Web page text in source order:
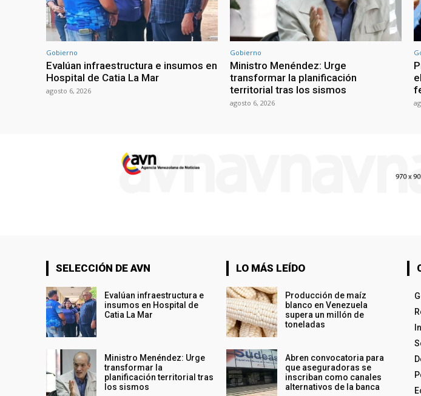
Gobierno
Evalúan infraestructura e insumos en
Hospital de Catia La Mar
agosto 6, 2026
Gobierno
Ministro Menéndez: Urge
transformar la planificación
territorial tras los sismos
agosto 6, 2026
SELECCIÓN DE AVN
Evalúan infraestructura e
insumos en Hospital de
Catia La Mar
Ministro Menéndez: Urge
transformar la
planificación territorial tras
los sismos
LO MÁS LEÍDO
Producción de maíz
blanco en Venezuela
supera un millón de
toneladas
Abren convocatoria para
que aseguradoras se
inscriban como canales
alternativos de la banca